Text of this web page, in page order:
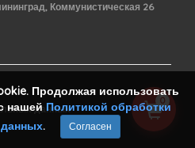
Коммунистическая 26
данных
0
Продолжая использовать
нашей Политикой обработки
. Согласен